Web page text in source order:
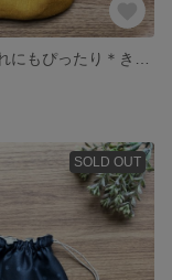
SOLD OUT